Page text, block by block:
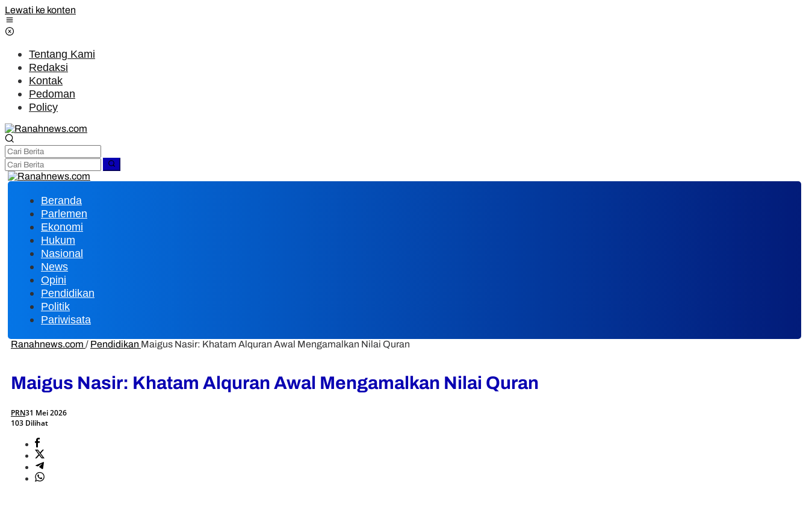
Lewati ke konten
Tentang Kami
Redaksi
Kontak
Pedoman
Policy
Beranda
Parlemen
Ekonomi
Hukum
Nasional
News
Opini
Pendidikan
Politik
Pariwisata
Ranahnews.com / Pendidikan Maigus Nasir: Khatam Alquran Awal Mengamalkan Nilai Quran
Maigus Nasir: Khatam Alquran Awal Mengamalkan Nilai Quran
PRN31 Mei 2026
103 Dilihat